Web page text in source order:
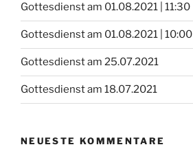
Gottesdienst am 01.08.2021 | 11:30
Gottesdienst am 01.08.2021 | 10:00
Gottesdienst am 25.07.2021
Gottesdienst am 18.07.2021
NEUESTE KOMMENTARE